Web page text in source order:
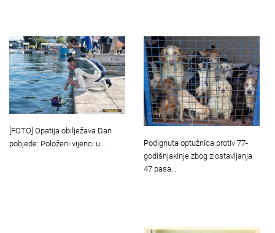
[FOTO] Opatija obilježava Dan
pobjede: Položeni vijenci u…
Podignuta optužnica protiv 77-
godišnjakinje zbog zlostavljanja
47 pasa…